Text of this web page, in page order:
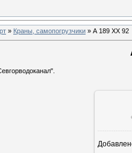
» Краны, самопогрузчики » А 189 ХХ 92